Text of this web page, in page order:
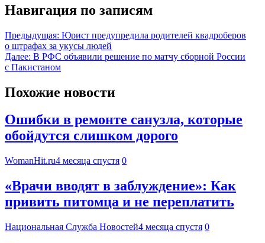
Навигация по записям
Предыдущая: Юрист предупредила родителей квадроберов
о штрафах за укусы людей
Далее: В РФС объявили решение по матчу сборной России
с Пакистаном
Похожие новости
Ошибки в ремонте санузла, которые
обойдутся слишком дорого
WomanHit.ru4 месяца спустя 0
«Врачи вводят в заблуждение»: Как
привить питомца и не переплатить
Национальная Служба Новостей4 месяца спустя 0